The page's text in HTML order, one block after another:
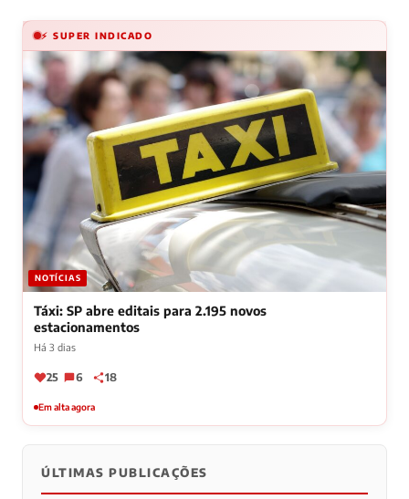
⚡ SUPER INDICADO
NOTÍCIAS
Táxi: SP abre editais para 2.195 novos
estacionamentos
Há 3 dias
25 6 18
Em alta agora
ÚLTIMAS PUBLICAÇÕES